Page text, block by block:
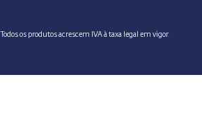
Todos os produtos acrescem IVA à taxa legal em vigor